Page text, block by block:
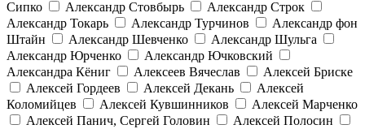
Сипко
Александр Стовбырь
Александр Строк
Александр Токарь
Александр Турчинов
Александр фон
Штайн
Александр Шевченко
Александр Шульга
Александр Юрченко
Александр Ючковский
Александра Кёниг
Алексеев Вячеслав
Алексей Бриске
Алексей Гордеев
Алексей Декань
Алексей
Коломийцев
Алексей Кувшинников
Алексей Марченко
Алексей Панич, Сергей Головин
Алексей Полосин